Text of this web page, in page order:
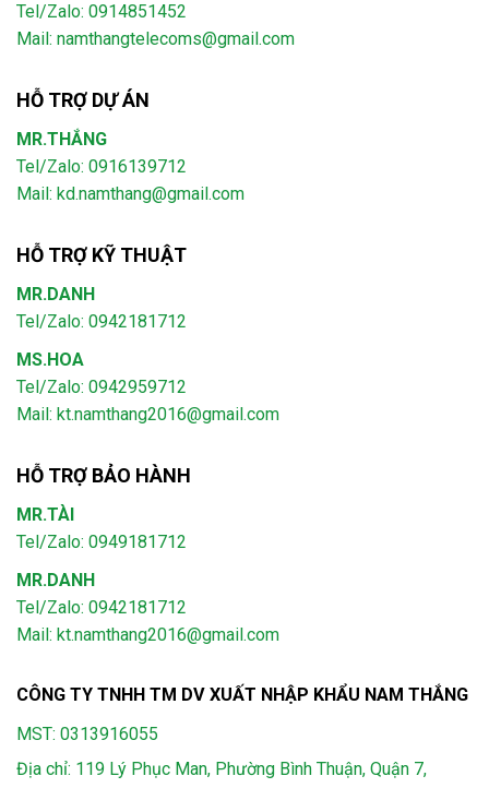
Tel/Zalo: 0914851452
Mail: namthangtelecoms@gmail.com
HỖ TRỢ DỰ ÁN
MR.THẮNG
Tel/Zalo: 0916139712
Mail: kd.namthang@gmail.com
HỖ TRỢ KỸ THUẬT
MR.DANH
Tel/Zalo: 0942181712
MS.HOA
Tel/Zalo: 0942959712
Mail: kt.namthang2016@gmail.com
HỖ TRỢ BẢO HÀNH
MR.TÀI
Tel/Zalo: 0949181712
MR.DANH
Tel/Zalo: 0942181712
Mail: kt.namthang2016@gmail.com
CÔNG TY TNHH TM DV XUẤT NHẬP KHẨU NAM THẮNG
MST: 0313916055
Địa chỉ: 119 Lý Phục Man, Phường Bình Thuận, Quận 7,